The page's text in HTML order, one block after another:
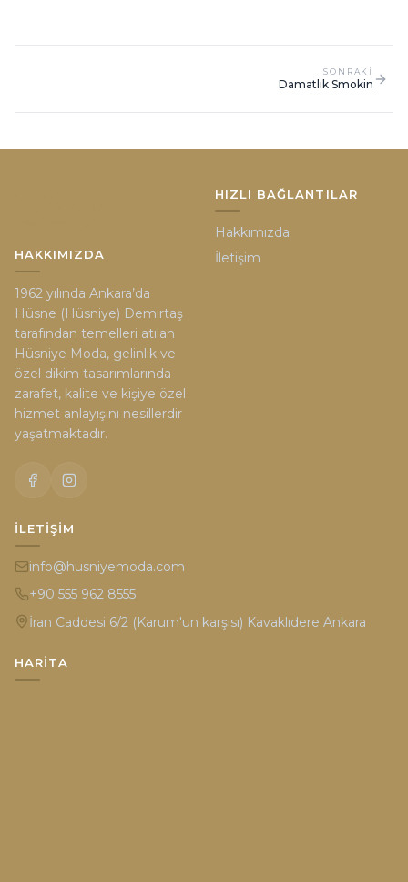
SONRAKI
Damatlık Smokin
HAKKIMIZDA
1962 yılında Ankara’da
Hüsne (Hüsniye) Demirtaş
tarafından temelleri atılan
Hüsniye Moda, gelinlik ve
özel dikim tasarımlarında
zarafet, kalite ve kişiye özel
hizmet anlayışını nesillerdir
yaşatmaktadır.
HIZLI BAĞLANTILAR
Hakkımızda
İletişim
İLETIŞIM
info@husniyemoda.com
+90 555 962 8555
İran Caddesi 6/2 (Karum'un karşısı) Kavaklıdere Ankara
HARITA